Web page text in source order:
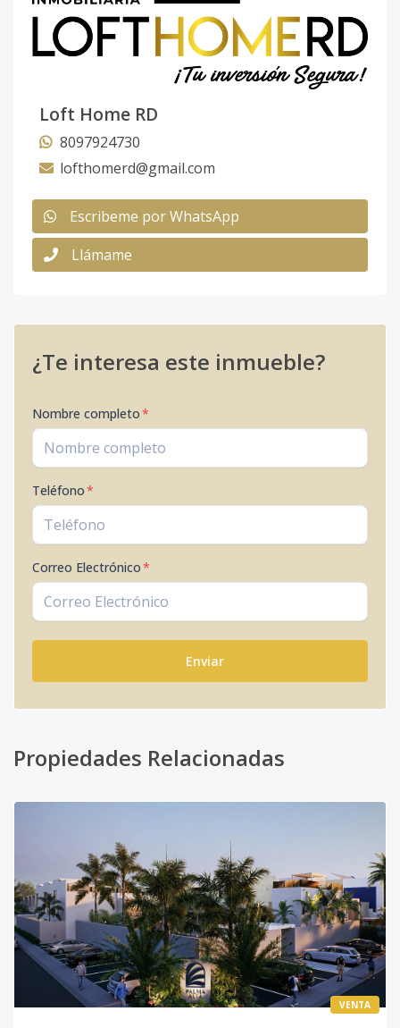
Loft Home RD
8097924730
lofthomerd@gmail.com
Escribeme por WhatsApp
Llámame
¿Te interesa este inmueble?
Nombre completo*
Teléfono*
Correo Electrónico*
Enviar
Propiedades Relacionadas
VENTA